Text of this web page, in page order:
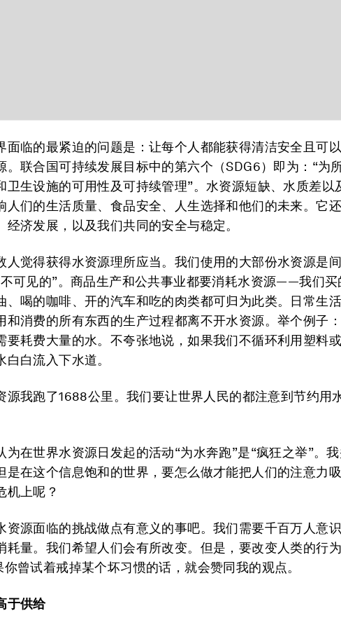
面临的最紧迫的问题是：让每个人都能获得清洁安全且可
。联合国可持续发展目标中的第六个（SDG6）即为：“为
卫生设施的可用性及可持续管理”。水资源短缺、水质差以
人们的生活质量、食品安全、人生选择和他们的未来。它
经济发展，以及我们共同的安全与稳定。
人觉得获得水资源理所应当。我们使用的大部份水资源是
可见的”。商品生产和公共事业都要消耗水资源——我们买
、喝的咖啡、开的汽车和吃的肉类都可归为此类。日常生
和消费的所有东西的生产过程都离不开水资源。举个例子
要耗费大量的水。不夸张地说，如果我们不循环利用塑料
白白流入下水道。
源我跑了1688公里。我们要让世界人民的都注意到节约用
为在世界水资源日发起的活动“为水奔跑”是“疯狂之举”。
是在这个信息饱和的世界，要怎么做才能把人们的注意力
机上呢？
资源面临的挑战做点有意义的事吧。我们需要千百万人意
耗量。我们希望人们会有所改变。但是，要改变人类的行
曾试着戒掉某个坏习惯的话，就会赞同我的观点。
于供给